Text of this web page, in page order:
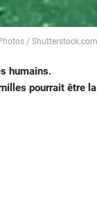
/ Shutterstock.com
humains.
pourrait être la